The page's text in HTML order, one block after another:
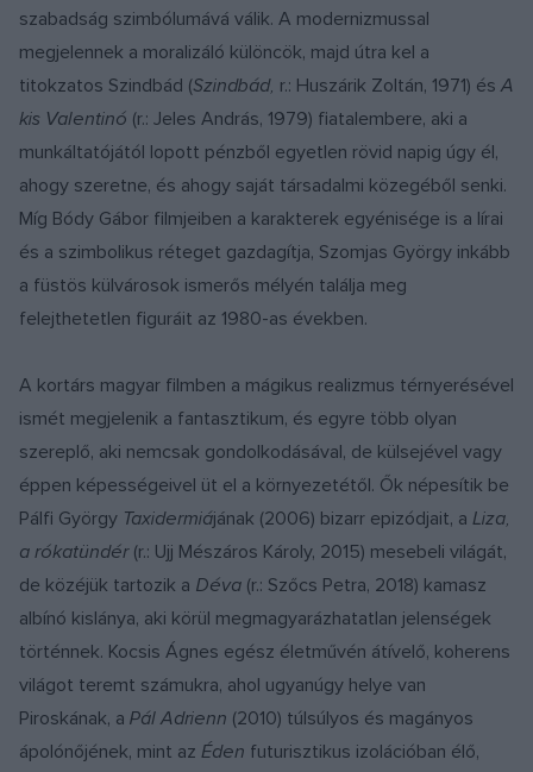
szabadság szimbólumává válik. A modernizmussal
megjelennek a moralizáló különcök, majd útra kel a
titokzatos Szindbád (Szindbád, r.: Huszárik Zoltán, 1971) ésA
kis Valentinó (r.: Jeles András, 1979) fiatalembere, aki a
munkáltatójától lopott pénzből egyetlen rövid napig úgy él,
ahogy szeretne, és ahogy saját társadalmi közegéből senki.
Míg Bódy Gábor filmjeiben a karakterek egyénisége is a lírai
és a szimbolikus réteget gazdagítja, Szomjas György inkább
a füstös külvárosok ismerős mélyén találja meg
felejthetetlen figuráit az 1980-as években.
A kortárs magyar filmben a mágikus realizmus térnyerésével
ismét megjelenik a fantasztikum, és egyre több olyan
szereplő, aki nemcsak gondolkodásával, de külsejével vagy
éppen képességeivel üt el a környezetétől. Ők népesítik be
Pálfi György Taxidermiájának (2006) bizarr epizódjait, a Liza,
a rókatündér(r.: Ujj Mészáros Károly, 2015) mesebeli világát,
de közéjük tartozik a Déva (r.: Szőcs Petra, 2018) kamasz
albínó kislánya, aki körül megmagyarázhatatlan jelenségek
történnek. Kocsis Ágnes egész életművén átívelő, koherens
világot teremt számukra, ahol ugyanúgy helye van
Piroskának, a Pál Adrienn (2010) túlsúlyos és magányos
ápolónőjének, mint az Éden futurisztikus izolációban élő,